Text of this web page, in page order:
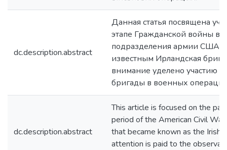
dc.description.abstract
Данная статья посвящена
этапе Гражданской войны в
подразделения армии США,
известным Ирландская
внимание уделено участию
бригады в военных
dc.description.abstract
This article is focused on the
period of the American Civil
that became known as the Irish
attention is paid to the